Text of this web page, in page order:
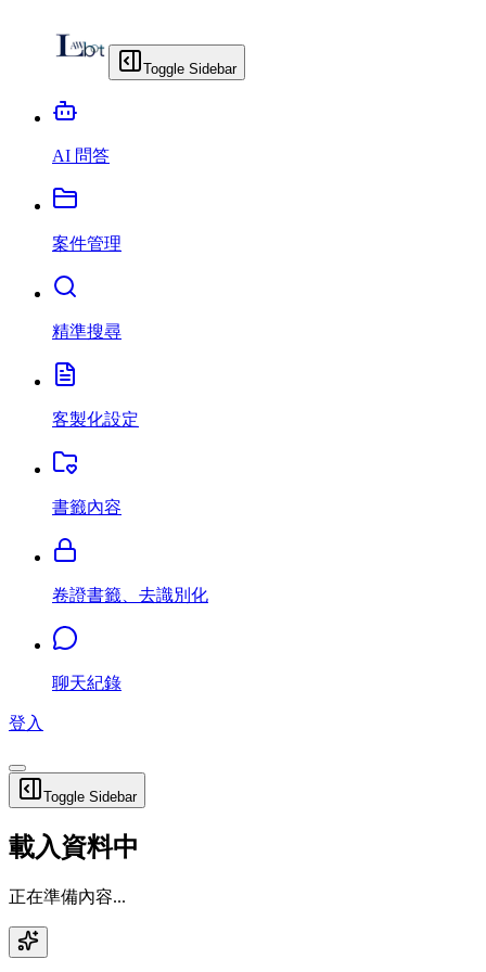
Toggle Sidebar
AI 問答
案件管理
精準搜尋
客製化設定
書籤內容
卷證書籤、去識別化
聊天紀錄
登入
Toggle Sidebar
載入資料中
正在準備內容...